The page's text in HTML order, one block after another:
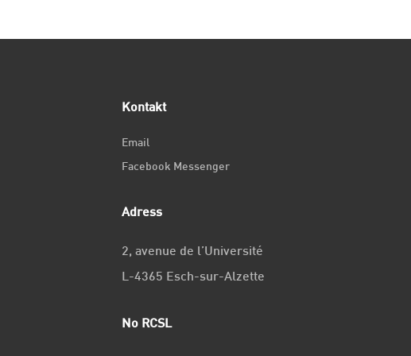
Kontakt
Email
Facebook Messenger
Adress
2, avenue de l’Université
L-4365 Esch-sur-Alzette
No RCSL